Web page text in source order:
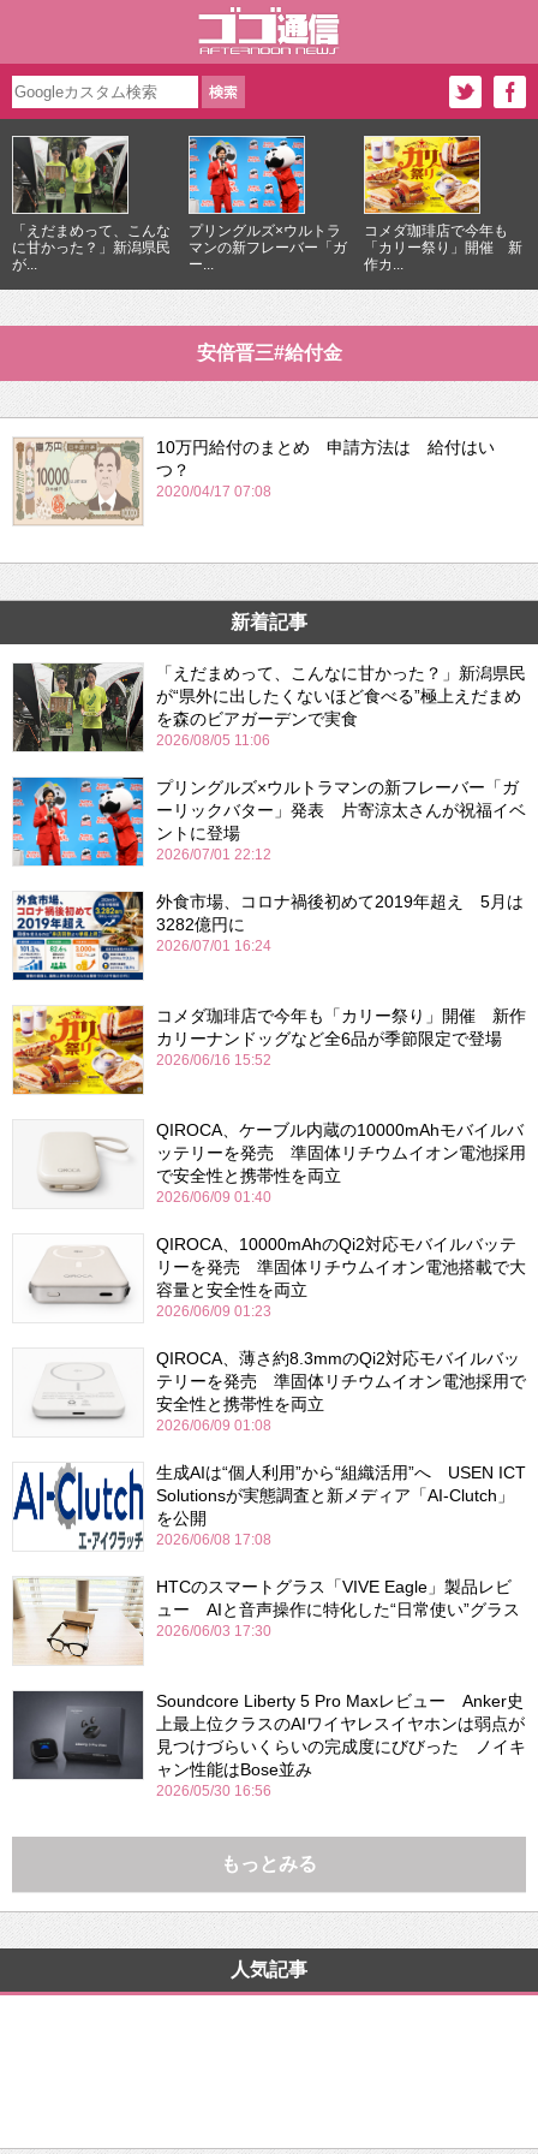
「えだまめって、こんな
に甘かった？」新潟県民
が...
プリングルズ×ウルトラ
マンの新フレーバー「ガ
ー...
コメダ珈琲店で今年も
「カリー祭り」開催 新
作カ...
安倍晋三#給付金
10万円給付のまとめ 申請方法は 給付はい
つ？
2020/04/17 07:08
新着記事
「えだまめって、こんなに甘かった？」新潟県民
が“県外に出したくないほど食べる”極上えだまめ
を森のビアガーデンで実食
2026/08/05 11:06
プリングルズ×ウルトラマンの新フレーバー「ガ
ーリックバター」発表 片寄涼太さんが祝福イベ
ントに登場
2026/07/01 22:12
外食市場、コロナ禍後初めて2019年超え 5月は
3282億円に
2026/07/01 16:24
コメダ珈琲店で今年も「カリー祭り」開催 新作
カリーナンドッグなど全6品が季節限定で登場
2026/06/16 15:52
QIROCA、ケーブル内蔵の10000mAhモバイルバ
ッテリーを発売 準固体リチウムイオン電池採用
で安全性と携帯性を両立
2026/06/09 01:40
QIROCA、10000mAhのQi2対応モバイルバッテ
リーを発売 準固体リチウムイオン電池搭載で大
容量と安全性を両立
2026/06/09 01:23
QIROCA、薄さ約8.3mmのQi2対応モバイルバッ
テリーを発売 準固体リチウムイオン電池採用で
安全性と携帯性を両立
2026/06/09 01:08
生成AIは“個人利用”から“組織活用”へ USEN ICT
Solutionsが実態調査と新メディア「AI-Clutch」
を公開
2026/06/08 17:08
HTCのスマートグラス「VIVE Eagle」製品レビ
ュー AIと音声操作に特化した“日常使い”グラス
2026/06/03 17:30
Soundcore Liberty 5 Pro Maxレビュー Anker史
上最上位クラスのAIワイヤレスイヤホンは弱点が
見つけづらいくらいの完成度にびびった ノイキ
ャン性能はBose並み
2026/05/30 16:56
もっとみる
人気記事